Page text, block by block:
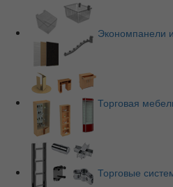
Экономпанели
Торговая
Торговые